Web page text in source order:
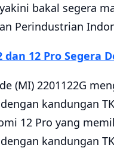
bakal segera
Perindustrian
dan 12 Pro Segera
(MI) 2201122G
kandungan
12 Pro yang
kandungan